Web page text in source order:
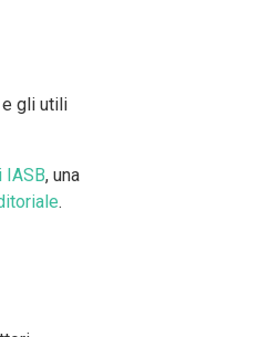
gli utili
IASB, una
.